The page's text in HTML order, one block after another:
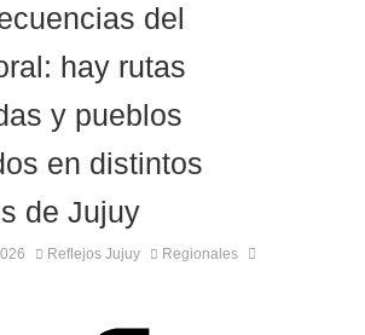
del
hay rutas
y pueblos
en distintos
de Jujuy
Reflejos Jujuy
Regionales